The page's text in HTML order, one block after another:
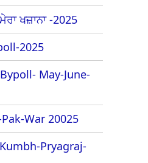
ਖਜ਼ਾਨਾ -2025
2025
May-June-
War 20025
Pryagraj-